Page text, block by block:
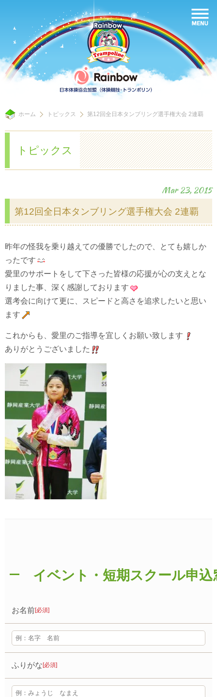
ホーム トピックス 第12回全日本タンブリング選手権大会 2連覇
トピックス
Mar 23, 2015
第12回全日本タンブリング選手権大会 2連覇
昨年の怪我を乗り越えての優勝でしたので、とても嬉しか
ったです
愛里のサポートをして下さった皆様の応援が心の支えとな
りました事、深く感謝しております
選考会に向けて更に、スピードと高さを追求したいと思い
ます
これからも、愛里のご指導を宜しくお願い致します
ありがとうございました
イベント・短期スクール申
お名前[必須]
ふりがな [必須]